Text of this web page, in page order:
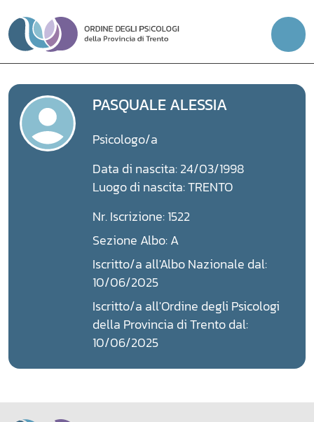
Vai
PASQUALE ALESSIA
Psicologo/a
Data di nascita: 24/03/1998
Luogo di nascita: TRENTO
Nr. Iscrizione: 1522
Sezione Albo: A
Iscritto/a all'Albo Nazionale dal:
10/06/2025
Iscritto/a all'Ordine degli Psicologi
della Provincia di Trento dal:
10/06/2025